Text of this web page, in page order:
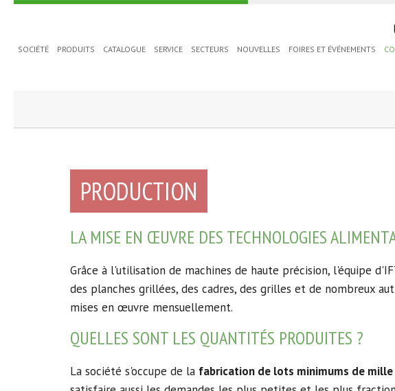
SOCIÉTÉ PRODUITS CATALOGUE SERVICE SECTEURS NOUVELLES FOIRES ET ÉVÉNEMENTS
PRODUCTION
LA MISE EN ŒUVRE DES TECHNOLOGIES
Grâce à l'utilisation de machines de haute précision, l'équipe
des planches grillées, des cadres, des grilles et de nombreux
mises en œuvre mensuellement.
QUELLES SONT LES QUANTITÉS PRODUITES ?
La société s'occupe de la fabrication de lots minimums de